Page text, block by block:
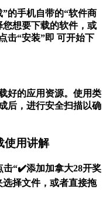
的手机自带的“软件商
想要下载的软件，或
击“安装”即 可开始下
好的应用资源。使用类
后，进行安全扫描以确
使用讲解
击“✔️添加加拿大28开奖
择文件，或者直接拖